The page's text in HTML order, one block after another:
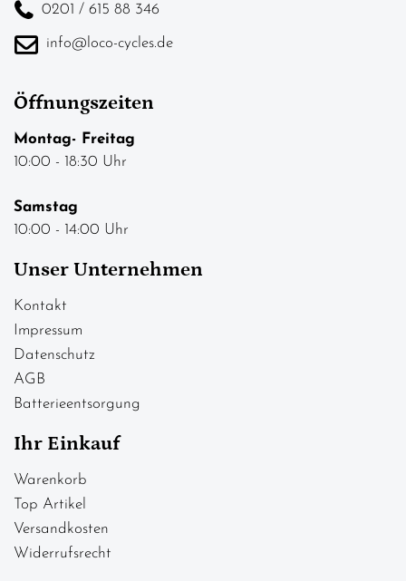
0201 / 615 88 346
info@loco-cycles.de
Öffnungszeiten
Montag- Freitag
10:00 - 18:30 Uhr
Samstag
10:00 - 14:00 Uhr
Unser Unternehmen
Kontakt
Impressum
Datenschutz
AGB
Batterieentsorgung
Ihr Einkauf
Warenkorb
Top Artikel
Versandkosten
Widerrufsrecht